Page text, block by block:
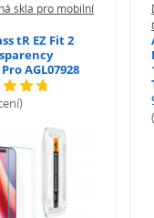
skla pro mobilní
tR EZ Fit 2
AGL07928